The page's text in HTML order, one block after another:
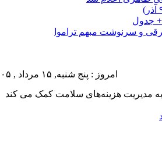
امروز : پنج شنبه, ۱۵ مرداد , ۱۴۰۵ .::. برابر با : Thursday, 6 August , 2026 .::. اخبار منتشر شده : 44 خبر
مدیریت هزینه‌های سلامت کمک می کند